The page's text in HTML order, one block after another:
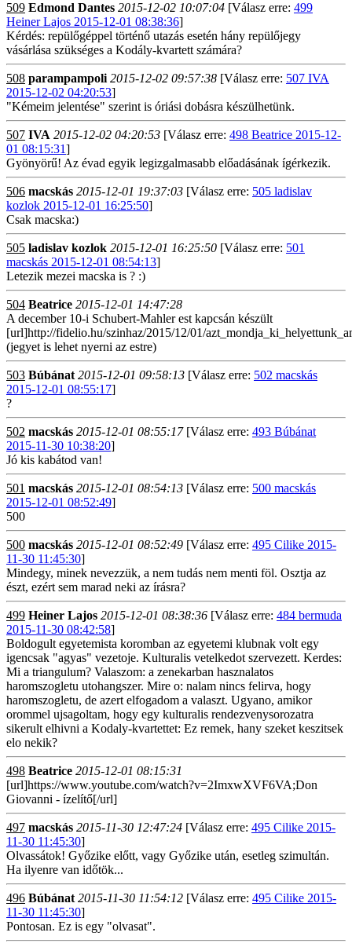
509 Edmond Dantes 2015-12-02 10:07:04 [Válasz erre: 499
Heiner Lajos 2015-12-01 08:38:36]
Kérdés: repülőgéppel történő utazás esetén hány repülőjegy
vásárlása szükséges a Kodály-kvartett számára?
508 parampampoli 2015-12-02 09:57:38 [Válasz erre: 507 IVA
2015-12-02 04:20:53]
"Kémeim jelentése" szerint is óriási dobásra készülhetünk.
507 IVA 2015-12-02 04:20:53 [Válasz erre: 498 Beatrice 2015-12-
01 08:15:31]
Gyönyörű! Az évad egyik legizgalmasabb előadásának ígérkezik.
506 macskás 2015-12-01 19:37:03 [Válasz erre: 505 ladislav
kozlok 2015-12-01 16:25:50]
Csak macska:)
505 ladislav kozlok 2015-12-01 16:25:50 [Válasz erre: 501
macskás 2015-12-01 08:54:13]
Letezik mezei macska is ? :)
504 Beatrice 2015-12-01 14:47:28
A december 10-i Schubert-Mahler est kapcsán készült
[url]http://fidelio.hu/szinhaz/2015/12/01/
(jegyet is lehet nyerni az estre)
503 Búbánat 2015-12-01 09:58:13 [Válasz erre: 502 macskás
2015-12-01 08:55:17]
?
502 macskás 2015-12-01 08:55:17[Válasz erre: 493 Búbánat
2015-11-30 10:38:20]
Jó kis kabátod van!
501 macskás 2015-12-01 08:54:13 [Válasz erre: 500 macskás
2015-12-01 08:52:49]
500
500 macskás 2015-12-01 08:52:49 [Válasz erre: 495 Cilike 2015-
11-30 11:45:30]
Mindegy, minek nevezzük, a nem tudás nem menti föl. Osztja az
észt, ezért sem marad neki az írásra?
499 Heiner Lajos 2015-12-01 08:38:36 [Válasz erre: 484 bermuda
2015-11-30 08:42:58]
Boldogult egyetemista koromban az egyetemi klubnak volt egy
igencsak "agyas" vezetoje. Kulturalis vetelkedot szervezett. Kerdes:
Mi a triangulum? Valaszom: a zenekarban hasznalatos
haromszogletu utohangszer. Mire o: nalam nincs felirva, hogy
haromszogletu, de azert elfogadom a valaszt. Ugyano, amikor
orommel ujsagoltam, hogy egy kulturalis rendezvenysorozatra
sikerult elhivni a Kodaly-kvartettet: Ez remek, hany szeket keszitsek
elo nekik?
498 Beatrice 2015-12-01 08:15:31
[url]https://www.youtube.com/watch?v=2ImxwXVF6VA;Don
Giovanni - ízelítő[/url]
497 macskás 2015-11-30 12:47:24 [Válasz erre: 495 Cilike 2015-
11-30 11:45:30]
Olvassátok! Győzike előtt, vagy Győzike után, esetleg szimultán.
Ha ilyenre van időtök...
496 Búbánat 2015-11-30 11:54:12 [Válasz erre: 495 Cilike 2015-
11-30 11:45:30]
Pontosan. Ez is egy "olvasat".